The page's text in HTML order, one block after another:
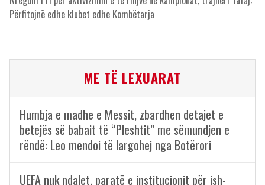
Përfitojnë edhe klubet edhe Kombëtarja
ME TË LEXUARAT
Humbja e madhe e Messit, zbardhen detajet e
betejës së babait të “Pleshtit” me sëmundjen e
rëndë: Leo mendoi të largohej nga Botërori
UEFA nuk ndalet, paratë e institucionit për ish-